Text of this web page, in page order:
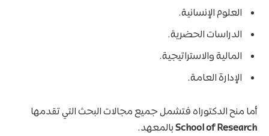
العلوم الإنسانية.
الدراسات الحضرية.
المالية والاستراتيجية.
الإدارة العامة.
أما منح الدكتوراه فتشمل جميع مجالات البحث التي تقدمها
School of Researchبالمعهد.